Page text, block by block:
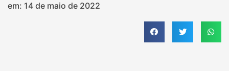
em: 14 de maio de 2022